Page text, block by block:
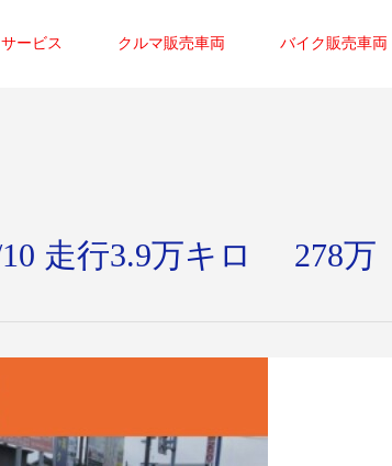
サービス クルマ販売車両 バイク販売車両
走行3.9万キロ 278万